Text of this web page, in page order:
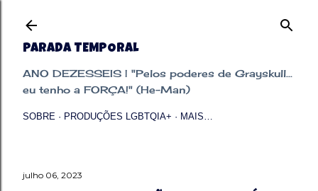
PARADA TEMPORAL
ANO DEZESSEIS | "Pelos poderes de Grayskull...
eu tenho a FORÇA!" (He-Man)
SOBRE PRODUÇÕES LGBTQIA+ MAIS…
julho 06, 2023